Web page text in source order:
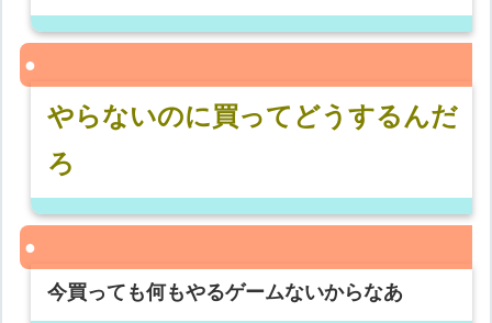
やらないのに買ってどうするんだ
ろ
今買っても何もやるゲームないからなあ